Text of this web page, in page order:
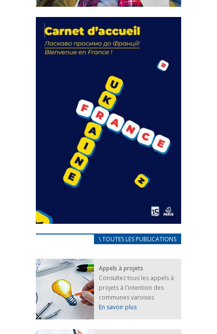
actions
18 septembre 2023
FEUILLETER
CARNET D’ACCUEIL
25 avril 2022
Afin d’accompagner au mieux les réfugiés
ukrainiens arrivés en France,...
FEUILLETER
\ TOUTES LES PUBLICATIONS
Appels à projets
Consultez tous les appels à
projets à l'intention des
communes varoises
En savoir plus